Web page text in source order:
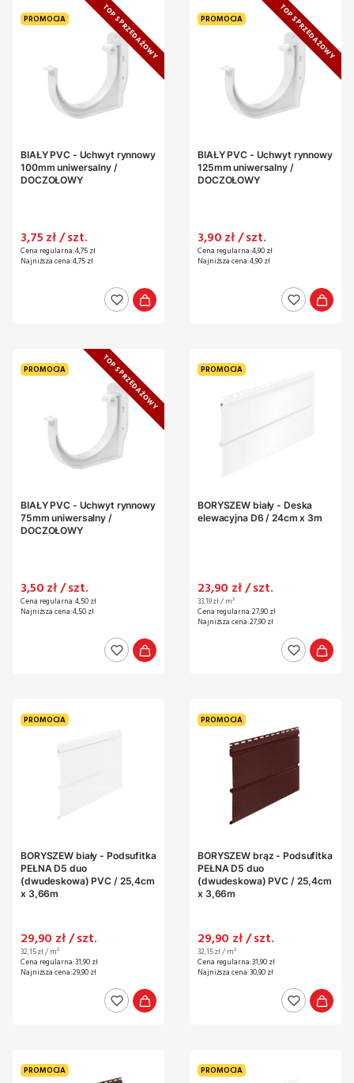
PROMOCJA
BIAŁY PVC - Uchwyt rynnowy
100mm uniwersalny /
DOCZOŁOWY
Cena promocyjna
3,75 zł / szt.
Cena regularna:4,75 zł
Najniższa cena:4,75 zł
TOP SPRZEDAŻOWY PROMOCJA
BIAŁY PVC - Uchwyt rynnowy
125mm uniwersalny /
DOCZOŁOWY
Cena promocyjna
3,90 zł / szt.
Cena regularna:4,90 zł
Najniższa cena:4,90 zł
TOP SPRZEDAŻOWY
PROMOCJA
BIAŁY PVC - Uchwyt rynnowy
75mm uniwersalny /
DOCZOŁOWY
Cena promocyjna
3,50 zł / szt.
Cena regularna:4,50 zł
Najniższa cena:4,50 zł
TOP SPRZEDAŻOWY PROMOCJA
BORYSZEW biały - Deska
elewacyjna D6 / 24cm x 3m
Cena promocyjna
23,90 zł / szt.
Cena jednostkowa
33,19 zł / m²
Cena regularna:27,90 zł
Najniższa cena:27,90 zł
PROMOCJA
BORYSZEW biały - Podsufitka
PEŁNA D5 duo
(dwudeskowa) PVC / 25,4cm
x 3,66m
Cena promocyjna
29,90 zł / szt.
Cena jednostkowa
32,15 zł / m²
Cena regularna:31,90 zł
Najniższa cena:29,90 zł
PROMOCJA
BORYSZEW brąz - Podsufitka
PEŁNA D5 duo
(dwudeskowa) PVC / 25,4cm
x 3,66m
Cena promocyjna
29,90 zł / szt.
Cena jednostkowa
32,15 zł / m²
Cena regularna:31,90 zł
Najniższa cena:30,90 zł
PROMOCJA PROMOCJA